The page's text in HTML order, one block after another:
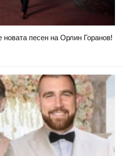
новата песен на Орлин Горанов!